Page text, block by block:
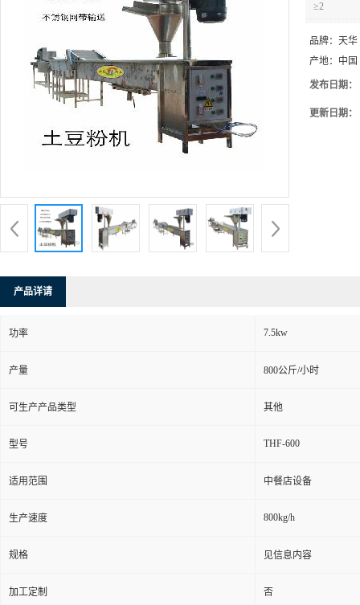
≥2
品牌： 天华
产地： 中国
发布日期：
更新日期：
产品详请
功率 7.5kw
产量 800公斤/小时
可生产产品类型 其他
型号 THF-600
适用范围 中餐店设备
生产速度 800kg/h
规格 见信息内容
加工定制 否